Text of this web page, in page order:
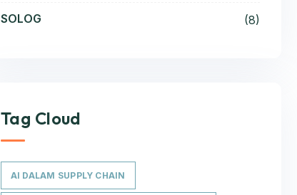
SOLOG (8)
Tag Cloud
AI DALAM SUPPLY CHAIN